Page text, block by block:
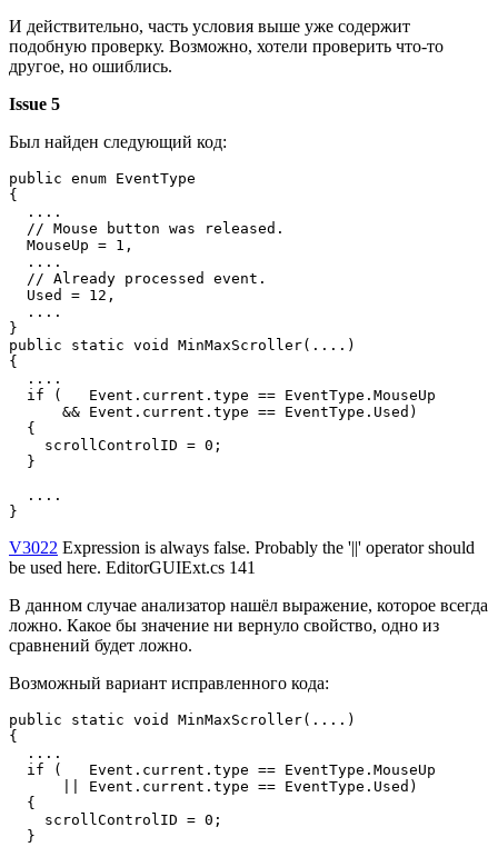
И действительно, часть условия выше уже содержит
подобную проверку. Возможно, хотели проверить что-то
другое, но ошиблись.
Issue 5
Был найден следующий код:
public enum EventType
{
  ....
  // Mouse button was released.
  MouseUp = 1,
  ....
  // Already processed event.
  Used = 12,
  ....
}
public static void MinMaxScroller(....)
{
  ....
  if (   Event.current.type == EventType.MouseUp
      && Event.current.type == EventType.Used)
  {
    scrollControlID = 0;
  }
  ....
}
V3022 Expression is always false. Probably the '||' operator should
be used here. EditorGUIExt.cs 141
В данном случае анализатор нашёл выражение, которое всегда
ложно. Какое бы значение ни вернуло свойство, одно из
сравнений будет ложно.
Возможный вариант исправленного кода:
public static void MinMaxScroller(....)
{
  ....
  if (   Event.current.type == EventType.MouseUp
      || Event.current.type == EventType.Used)
  {
    scrollControlID = 0;
  }